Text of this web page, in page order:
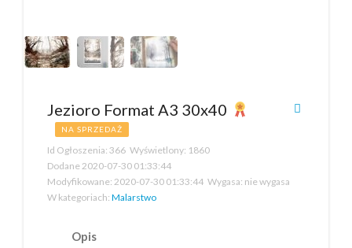
Jezioro Format A3 30x40
NA SPRZEDAŻ
Id Ogłoszenia: 366 Wyświetlony: 1860
Dodane 2020-07-30 01:33:44
Modyfikowane: 2020-07-30 01:33:44 Wygasa: nie wygasa
W kategoriach: Malarstwo
Opis